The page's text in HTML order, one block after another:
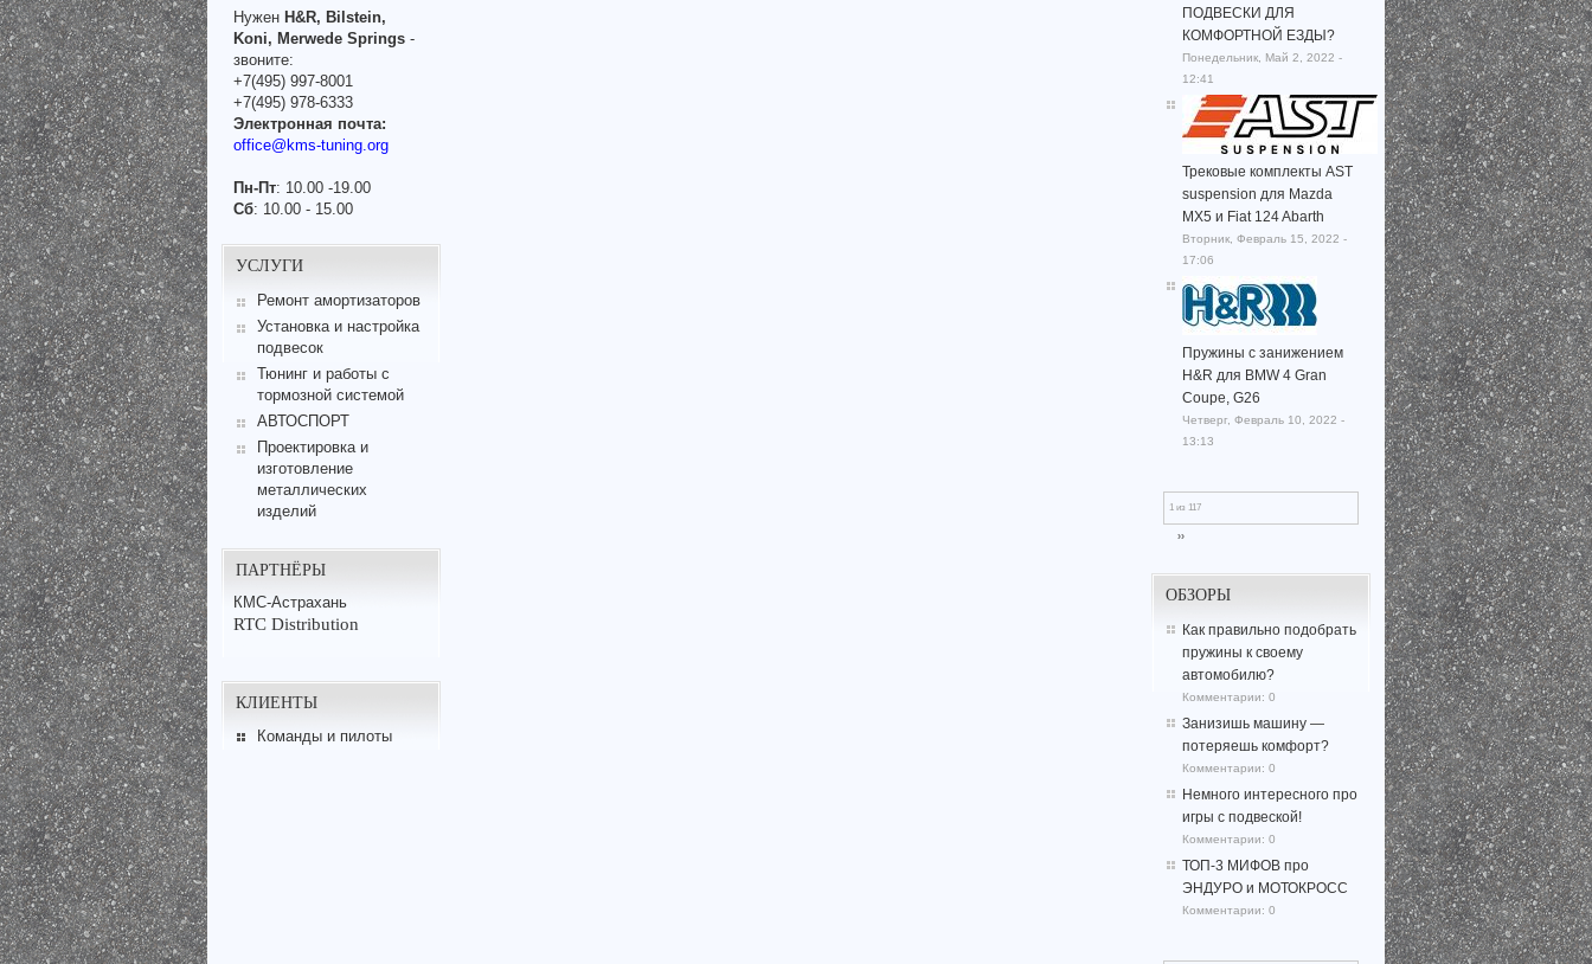
Нужен H&R, Bilstein,
Koni, Merwede Springs -
звоните:
+7(495) 997-8001
+7(495) 978-6333
Электронная почта:
office@kms-tuning.org
Пн-Пт: 10.00 -19.00
Сб: 10.00 - 15.00
УСЛУГИ
Ремонт амортизаторов
Установка и настройка
подвесок
Тюнинг и работы с
тормозной системой
АВТОСПОРТ
Проектировка и
изготовление
металлических
изделий
ПАРТНЁРЫ
КМС-Астрахань
RTC Distribution
КЛИЕНТЫ
Команды и пилоты
ПОДВЕСКИ ДЛЯ
КОМФОРТНОЙ ЕЗДЫ?
Понедельник, Май 2, 2022 -
12:41
Трековые комплекты AST
suspension для Mazda
MX5 и Fiat 124 Abarth
Вторник, Февраль 15, 2022 -
17:06
Пружины с занижением
H&R для BMW 4 Gran
Coupe, G26
Четверг, Февраль 10, 2022 -
13:13
1 из 117
››
ОБЗОРЫ
Как правильно подобрать
пружины к своему
автомобилю?
Комментарии: 0
Занизишь машину —
потеряешь комфорт?
Комментарии: 0
Немного интересного про
игры с подвеской!
Комментарии: 0
ТОП-3 МИФОВ про
ЭНДУРО и МОТОКРОСС
Комментарии: 0